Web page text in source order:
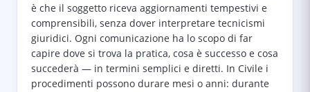
è che il soggetto riceva aggiornamenti tempestivi e
comprensibili, senza dover interpretare tecnicismi
giuridici. Ogni comunicazione ha lo scopo di far
capire dove si trova la pratica, cosa è successo e cosa
succederà — in termini semplici e diretti. In Civile i
procedimenti possono durare mesi o anni: durante